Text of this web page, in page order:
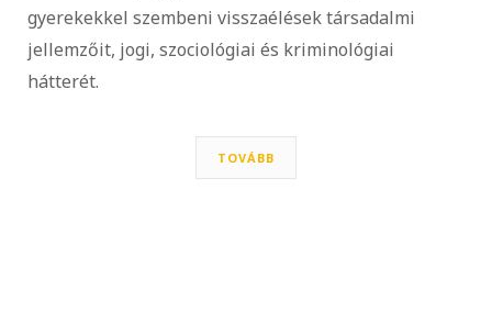
gyerekekkel szembeni visszaélések társadalmi
jellemzőit, jogi, szociológiai és kriminológiai
hátterét.
TOVÁBB